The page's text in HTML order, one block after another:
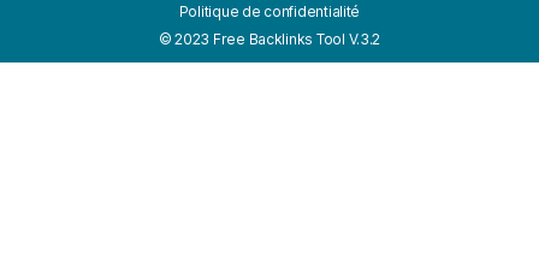
© 2023 Free Backlinks Tool V.3.2
Politique de confidentialité